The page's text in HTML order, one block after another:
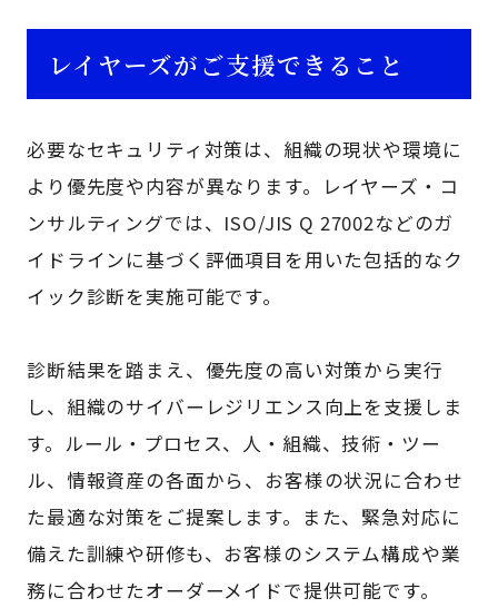
レイヤーズがご支援できること
必要なセキュリティ対策は、組織の現状や環境に
より優先度や内容が異なります。レイヤーズ・コ
ンサルティングでは、ISO/JIS Q 27002などのガ
イドラインに基づく評価項目を用いた包括的なク
イック診断を実施可能です。
診断結果を踏まえ、優先度の高い対策から実行
し、組織のサイバーレジリエンス向上を支援しま
す。ルール・プロセス、人・組織、技術・ツー
ル、情報資産の各面から、お客様の状況に合わせ
た最適な対策をご提案します。また、緊急対応に
備えた訓練や研修も、お客様のシステム構成や業
務に合わせたオーダーメイドで提供可能です。